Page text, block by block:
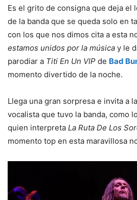
Es el grito de consigna que deja el
de la banda que se queda solo en
con los que nos dimos cita a esta
estamos unidos por la música y le
parodiar a Titi En Un VIP de Bad
momento divertido de la noche.
Llega una gran sorpresa e invita a
vocalista que tuvo la banda, como
quien interpreta La Ruta De Los
momento top en esta maravillosa